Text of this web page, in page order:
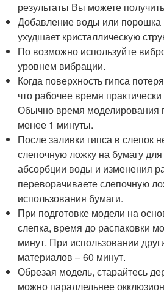
результаты Вы можете
Добавление воды или
ухудшает кристаллическую
По возможно используйте
уровнем вибрации.
Когда поверхность гипса
что рабочее время
Обычно время моделирования
менее 1 минуты.
После заливки гипса в слепок
слепочную ложку на бумагу
абсорбции воды и изменения
переворачиваете слепочную
использования бумаги.
При подготовке модели на
слепка, время до распаковки
минут. При использовании
материалов – 60 минут.
Обрезая модель, старайтесь
можно параллельнее